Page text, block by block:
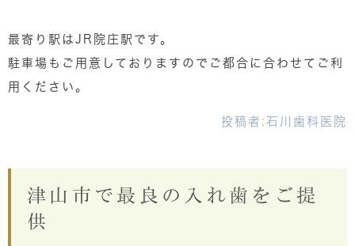
最寄り駅はJR院庄駅です。
駐車場もご用意しておりますのでご都合に合わせてご利
用ください。
投稿者: 石川歯科医院
津山市で最良の入れ歯をご提
供